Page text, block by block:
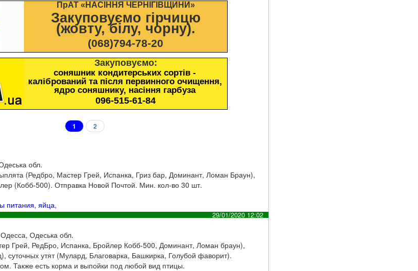
ПрАТ «НАСІННЯ ЧЕРНІГІВЩИНИ»
Закуповуємо гірчицю
(жовту, білу, чорну).
(068)794-78-20
Закуповуємо:
соняшник кондитерських сортів -
калібрований та після первинного очищення,
ядро соняшнику, насіння гарбуза
096-515-61-84
1 2
обл.
(Редбро, Мастер Грей, Испанка, Гриз бар, Доминант, Ломан Браун),
(Кобб-500). Отправка Новой Почтой. Мин. кол-во 30 шт.
питания,яйца,
29/01/2020 12:02
Одеська обл.
Грей, РедБро, Испанка, Бройлер Кобб-500, Доминант, Ломан браун),
суточных утят (Мулард, Благоварка, Башкирка, Голубой фаворит).
Также есть корма и выпойки под любой вид птицы.